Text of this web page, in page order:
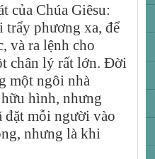
của Chúa Giêsu:
trẩy phương xa, để
và ra lệnh cho
chân lý rất lớn. Đời
một ngôi nhà
hình, nhưng
đặt mỗi người vào
nhưng là khi